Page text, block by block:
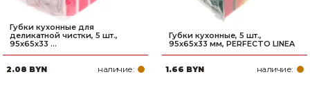
Губки кухонные для
деликатной чистки, 5 шт.,
95х65х33 ...
2.08 BYN наличие:
Губки кухонные, 5 шт.,
95х65х33 мм, PERFECTO LINEA
1.66 BYN наличие: